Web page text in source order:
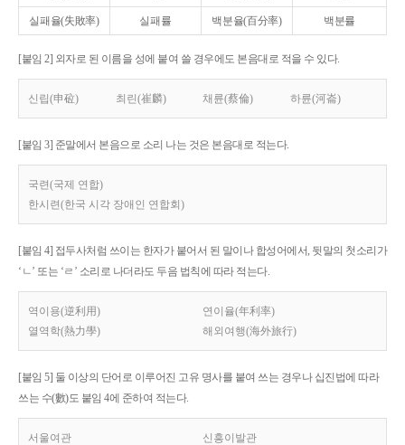
실패율(失敗率) 실패률 백분율(百分率) 백분률
[붙임 2] 외자로 된 이름을 성에 붙여 쓸 경우에도 본음대로 적을 수 있다.
신립(申砬) 최린(崔麟) 채륜(蔡倫) 하륜(河崙)
[붙임 3] 준말에서 본음으로 소리 나는 것은 본음대로 적는다.
국련(국제 연합)
한시련(한국 시각 장애인 연합회)
[붙임 4] 접두사처럼 쓰이는 한자가 붙어서 된 말이나 합성어에서, 뒷말의 첫소리가
‘ㄴ’ 또는 ‘ㄹ’ 소리로 나더라도 두음 법칙에 따라 적는다.
역이용(逆利用)
연이율(年利率)
열역학(熱力學)
해외여행(海外旅行)
[붙임 5] 둘 이상의 단어로 이루어진 고유 명사를 붙여 쓰는 경우나 십진법에 따라
쓰는 수(數)도 붙임 4에 준하여 적는다.
서울여관 신흥이발관